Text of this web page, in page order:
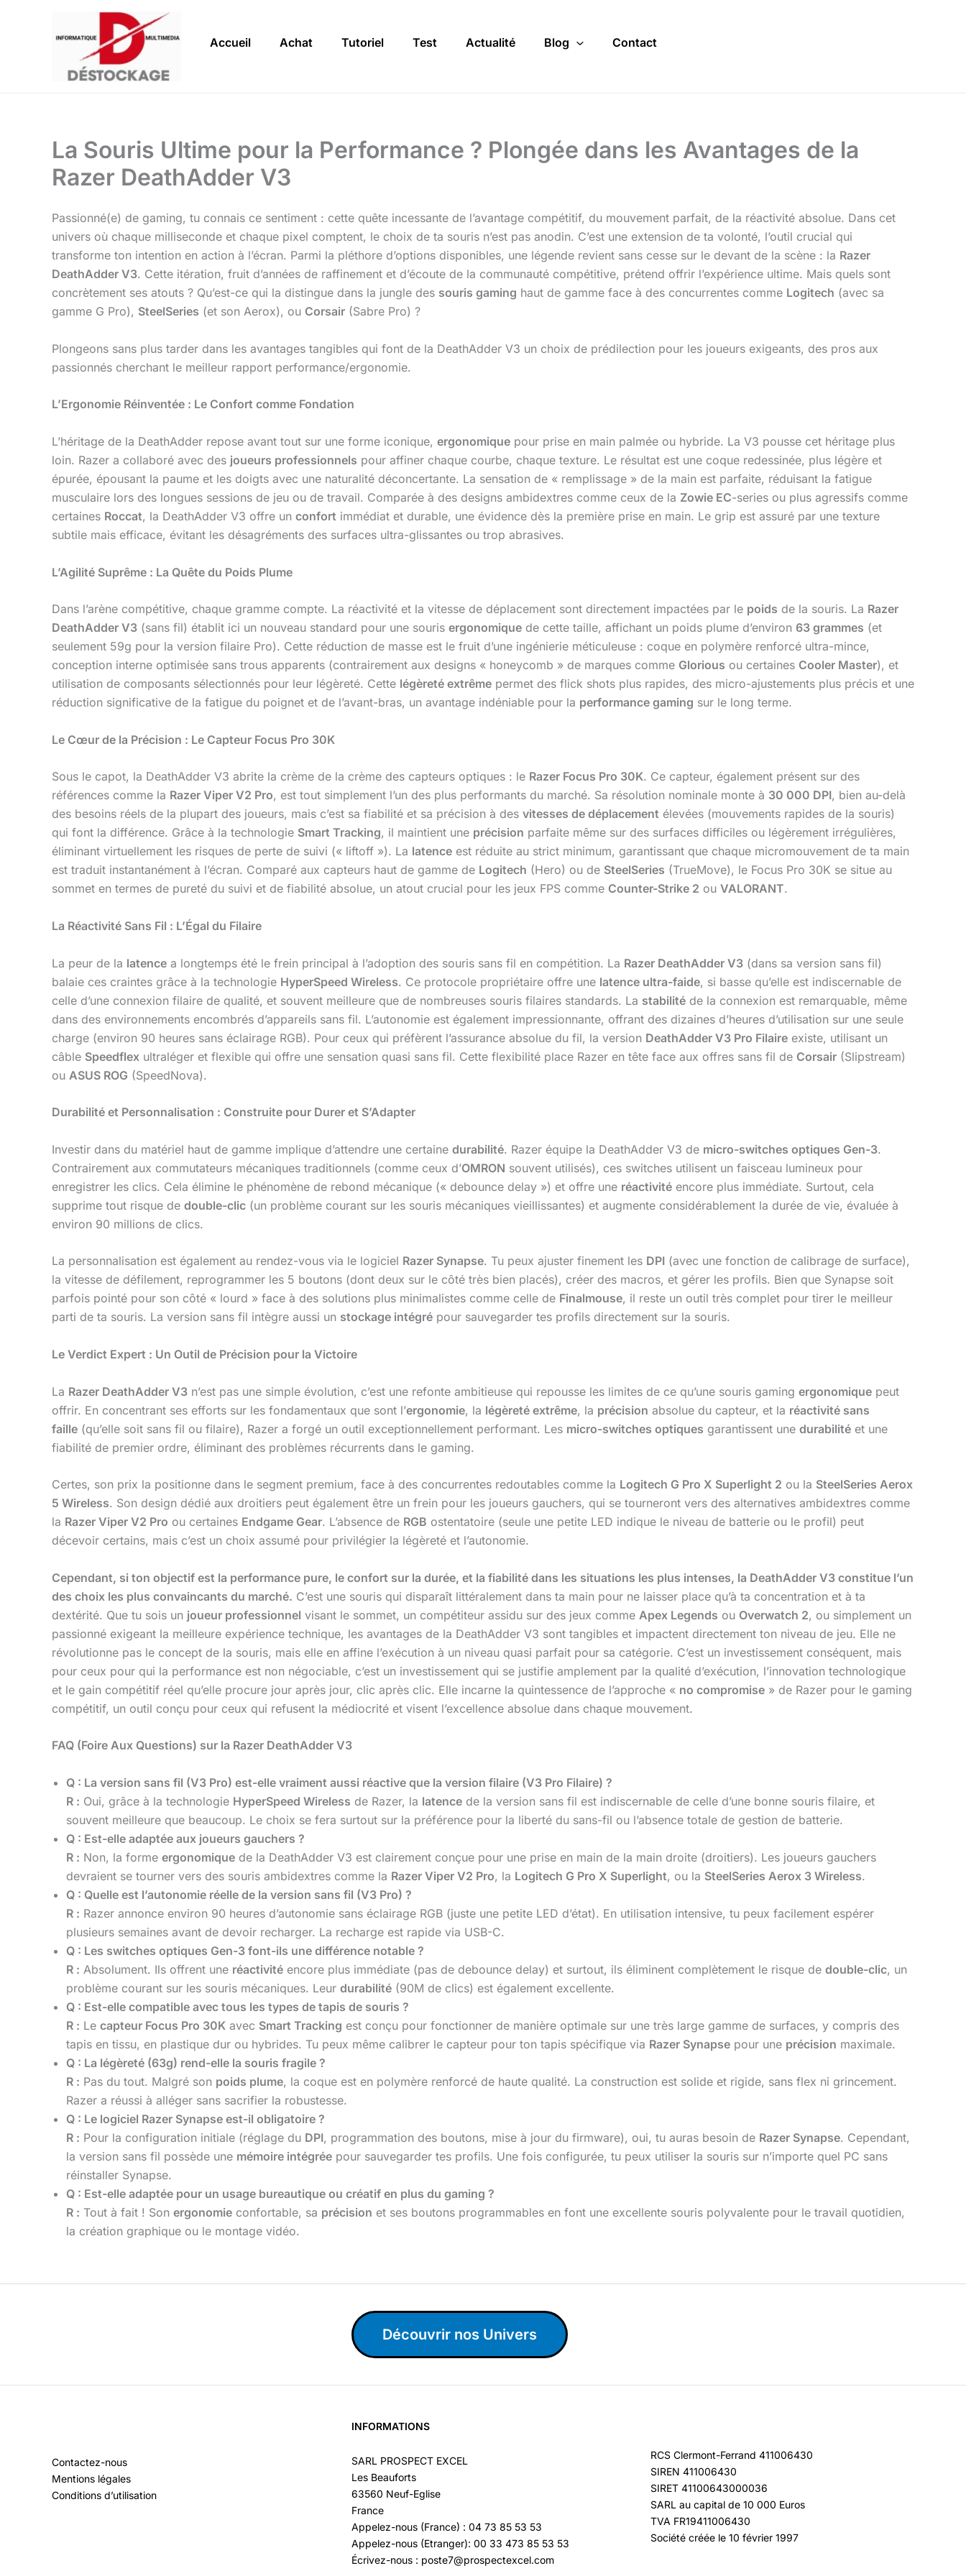
Accueil Achat Tutoriel Test Actualité Blog Contact
La Souris Ultime pour la Performance ? Plongée dans les Avantages de la
Razer DeathAdder V3
Passionné(e) de gaming, tu connais ce sentiment : cette quête incessante de l’avantage compétitif, du mouvement parfait, de la réactivité absolue. Dans cet
univers où chaque milliseconde et chaque pixel comptent, le choix de ta souris n’est pas anodin. C’est une extension de ta volonté, l’outil crucial qui
transforme ton intention en action à l’écran. Parmi la pléthore d’options disponibles, une légende revient sans cesse sur le devant de la scène : la Razer
DeathAdder V3. Cette itération, fruit d’années de raffinement et d’écoute de la communauté compétitive, prétend offrir l’expérience ultime. Mais quels sont
concrètement ses atouts ? Qu’est-ce qui la distingue dans la jungle des souris gaming haut de gamme face à des concurrentes comme Logitech (avec sa
gamme G Pro), SteelSeries (et son Aerox), ou Corsair (Sabre Pro) ?
Plongeons sans plus tarder dans les avantages tangibles qui font de la DeathAdder V3 un choix de prédilection pour les joueurs exigeants, des pros aux
passionnés cherchant le meilleur rapport performance/ergonomie.
L’Ergonomie Réinventée : Le Confort comme Fondation
L’héritage de la DeathAdder repose avant tout sur une forme iconique, ergonomique pour prise en main palmée ou hybride. La V3 pousse cet héritage plus
loin. Razer a collaboré avec des joueurs professionnels pour affiner chaque courbe, chaque texture. Le résultat est une coque redessinée, plus légère et
épurée, épousant la paume et les doigts avec une naturalité déconcertante. La sensation de « remplissage » de la main est parfaite, réduisant la fatigue
musculaire lors des longues sessions de jeu ou de travail. Comparée à des designs ambidextres comme ceux de la Zowie EC-series ou plus agressifs comme
certaines Roccat, la DeathAdder V3 offre un confort immédiat et durable, une évidence dès la première prise en main. Le grip est assuré par une texture
subtile mais efficace, évitant les désagréments des surfaces ultra-glissantes ou trop abrasives.
L’Agilité Suprême : La Quête du Poids Plume
Dans l’arène compétitive, chaque gramme compte. La réactivité et la vitesse de déplacement sont directement impactées par le poids de la souris. La Razer
DeathAdder V3 (sans fil) établit ici un nouveau standard pour une souris ergonomique de cette taille, affichant un poids plume d’environ 63 grammes (et
seulement 59g pour la version filaire Pro). Cette réduction de masse est le fruit d’une ingénierie méticuleuse : coque en polymère renforcé ultra-mince,
conception interne optimisée sans trous apparents (contrairement aux designs « honeycomb » de marques comme Glorious ou certaines Cooler Master), et
utilisation de composants sélectionnés pour leur légèreté. Cette légèreté extrême permet des flick shots plus rapides, des micro-ajustements plus précis et une
réduction significative de la fatigue du poignet et de l’avant-bras, un avantage indéniable pour la performance gaming sur le long terme.
Le Cœur de la Précision : Le Capteur Focus Pro 30K
Sous le capot, la DeathAdder V3 abrite la crème de la crème des capteurs optiques : le Razer Focus Pro 30K. Ce capteur, également présent sur des
références comme la Razer Viper V2 Pro, est tout simplement l’un des plus performants du marché. Sa résolution nominale monte à 30 000 DPI, bien au-delà
des besoins réels de la plupart des joueurs, mais c’est sa fiabilité et sa précision à des vitesses de déplacement élevées (mouvements rapides de la souris)
qui font la différence. Grâce à la technologie Smart Tracking, il maintient une précision parfaite même sur des surfaces difficiles ou légèrement irrégulières,
éliminant virtuellement les risques de perte de suivi (« liftoff »). La latence est réduite au strict minimum, garantissant que chaque micromouvement de ta main
est traduit instantanément à l’écran. Comparé aux capteurs haut de gamme de Logitech (Hero) ou de SteelSeries (TrueMove), le Focus Pro 30K se situe au
sommet en termes de pureté du suivi et de fiabilité absolue, un atout crucial pour les jeux FPS comme Counter-Strike 2 ou VALORANT.
La Réactivité Sans Fil : L’Égal du Filaire
La peur de la latence a longtemps été le frein principal à l’adoption des souris sans fil en compétition. La Razer DeathAdder V3 (dans sa version sans fil)
balaie ces craintes grâce à la technologie HyperSpeed Wireless. Ce protocole propriétaire offre une latence ultra-faide, si basse qu’elle est indiscernable de
celle d’une connexion filaire de qualité, et souvent meilleure que de nombreuses souris filaires standards. La stabilité de la connexion est remarquable, même
dans des environnements encombrés d’appareils sans fil. L’autonomie est également impressionnante, offrant des dizaines d’heures d’utilisation sur une seule
charge (environ 90 heures sans éclairage RGB). Pour ceux qui préfèrent l’assurance absolue du fil, la version DeathAdder V3 Pro Filaire existe, utilisant un
câble Speedflex ultraléger et flexible qui offre une sensation quasi sans fil. Cette flexibilité place Razer en tête face aux offres sans fil de Corsair (Slipstream)
ou ASUS ROG (SpeedNova).
Durabilité et Personnalisation : Construite pour Durer et S’Adapter
Investir dans du matériel haut de gamme implique d’attendre une certaine durabilité. Razer équipe la DeathAdder V3 de micro-switches optiques Gen-3.
Contrairement aux commutateurs mécaniques traditionnels (comme ceux d’OMRON souvent utilisés), ces switches utilisent un faisceau lumineux pour
enregistrer les clics. Cela élimine le phénomène de rebond mécanique (« debounce delay ») et offre une réactivité encore plus immédiate. Surtout, cela
supprime tout risque de double-clic (un problème courant sur les souris mécaniques vieillissantes) et augmente considérablement la durée de vie, évaluée à
environ 90 millions de clics.
La personnalisation est également au rendez-vous via le logiciel Razer Synapse. Tu peux ajuster finement les DPI (avec une fonction de calibrage de surface),
la vitesse de défilement, reprogrammer les 5 boutons (dont deux sur le côté très bien placés), créer des macros, et gérer les profils. Bien que Synapse soit
parfois pointé pour son côté « lourd » face à des solutions plus minimalistes comme celle de Finalmouse, il reste un outil très complet pour tirer le meilleur
parti de ta souris. La version sans fil intègre aussi un stockage intégré pour sauvegarder tes profils directement sur la souris.
Le Verdict Expert : Un Outil de Précision pour la Victoire
La Razer DeathAdder V3 n’est pas une simple évolution, c’est une refonte ambitieuse qui repousse les limites de ce qu’une souris gaming ergonomique peut
offrir. En concentrant ses efforts sur les fondamentaux que sont l’ergonomie, la légèreté extrême, la précision absolue du capteur, et la réactivité sans
faille (qu’elle soit sans fil ou filaire), Razer a forgé un outil exceptionnellement performant. Les micro-switches optiques garantissent une durabilité et une
fiabilité de premier ordre, éliminant des problèmes récurrents dans le gaming.
Certes, son prix la positionne dans le segment premium, face à des concurrentes redoutables comme la Logitech G Pro X Superlight 2 ou la SteelSeries Aerox
5 Wireless. Son design dédié aux droitiers peut également être un frein pour les joueurs gauchers, qui se tourneront vers des alternatives ambidextres comme
la Razer Viper V2 Pro ou certaines Endgame Gear. L’absence de RGB ostentatoire (seule une petite LED indique le niveau de batterie ou le profil) peut
décevoir certains, mais c’est un choix assumé pour privilégier la légèreté et l’autonomie.
Cependant, si ton objectif est la performance pure, le confort sur la durée, et la fiabilité dans les situations les plus intenses, la DeathAdder V3 constitue l’un
des choix les plus convaincants du marché. C’est une souris qui disparaît littéralement dans ta main pour ne laisser place qu’à ta concentration et à ta
dextérité. Que tu sois un joueur professionnel visant le sommet, un compétiteur assidu sur des jeux comme Apex Legends ou Overwatch 2, ou simplement un
passionné exigeant la meilleure expérience technique, les avantages de la DeathAdder V3 sont tangibles et impactent directement ton niveau de jeu. Elle ne
révolutionne pas le concept de la souris, mais elle en affine l’exécution à un niveau quasi parfait pour sa catégorie. C’est un investissement conséquent, mais
pour ceux pour qui la performance est non négociable, c’est un investissement qui se justifie amplement par la qualité d’exécution, l’innovation technologique
et le gain compétitif réel qu’elle procure jour après jour, clic après clic. Elle incarne la quintessence de l’approche « no compromise » de Razer pour le gaming
compétitif, un outil conçu pour ceux qui refusent la médiocrité et visent l’excellence absolue dans chaque mouvement.
FAQ (Foire Aux Questions) sur la Razer DeathAdder V3
Q : La version sans fil (V3 Pro) est-elle vraiment aussi réactive que la version filaire (V3 Pro Filaire) ?
R : Oui, grâce à la technologie HyperSpeed Wireless de Razer, la latence de la version sans fil est indiscernable de celle d’une bonne souris filaire, et
souvent meilleure que beaucoup. Le choix se fera surtout sur la préférence pour la liberté du sans-fil ou l’absence totale de gestion de batterie.
Q : Est-elle adaptée aux joueurs gauchers ?
R : Non, la forme ergonomique de la DeathAdder V3 est clairement conçue pour une prise en main de la main droite (droitiers). Les joueurs gauchers
devraient se tourner vers des souris ambidextres comme la Razer Viper V2 Pro, la Logitech G Pro X Superlight, ou la SteelSeries Aerox 3 Wireless.
Q : Quelle est l’autonomie réelle de la version sans fil (V3 Pro) ?
R : Razer annonce environ 90 heures d’autonomie sans éclairage RGB (juste une petite LED d’état). En utilisation intensive, tu peux facilement espérer
plusieurs semaines avant de devoir recharger. La recharge est rapide via USB-C.
Q : Les switches optiques Gen-3 font-ils une différence notable ?
R : Absolument. Ils offrent une réactivité encore plus immédiate (pas de debounce delay) et surtout, ils éliminent complètement le risque de double-clic, un
problème courant sur les souris mécaniques. Leur durabilité (90M de clics) est également excellente.
Q : Est-elle compatible avec tous les types de tapis de souris ?
R : Le capteur Focus Pro 30K avec Smart Tracking est conçu pour fonctionner de manière optimale sur une très large gamme de surfaces, y compris des
tapis en tissu, en plastique dur ou hybrides. Tu peux même calibrer le capteur pour ton tapis spécifique via Razer Synapse pour une précision maximale.
Q : La légèreté (63g) rend-elle la souris fragile ?
R : Pas du tout. Malgré son poids plume, la coque est en polymère renforcé de haute qualité. La construction est solide et rigide, sans flex ni grincement.
Razer a réussi à alléger sans sacrifier la robustesse.
Q : Le logiciel Razer Synapse est-il obligatoire ?
R : Pour la configuration initiale (réglage du DPI, programmation des boutons, mise à jour du firmware), oui, tu auras besoin de Razer Synapse. Cependant,
la version sans fil possède une mémoire intégrée pour sauvegarder tes profils. Une fois configurée, tu peux utiliser la souris sur n’importe quel PC sans
réinstaller Synapse.
Q : Est-elle adaptée pour un usage bureautique ou créatif en plus du gaming ?
R : Tout à fait ! Son ergonomie confortable, sa précision et ses boutons programmables en font une excellente souris polyvalente pour le travail quotidien,
la création graphique ou le montage vidéo.
Découvrir nos Univers
Contactez-nous
Mentions légales
Conditions d’utilisation
INFORMATIONS
SARL PROSPECT EXCEL
Les Beauforts
63560 Neuf-Eglise
France
Appelez-nous (France) : 04 73 85 53 53
Appelez-nous (Etranger): 00 33 473 85 53 53
Écrivez-nous : poste7@prospectexcel.com
RCS Clermont-Ferrand 411006430
SIREN 411006430
SIRET 41100643000036
SARL au capital de 10 000 Euros
TVA FR19411006430
Société créée le 10 février 1997